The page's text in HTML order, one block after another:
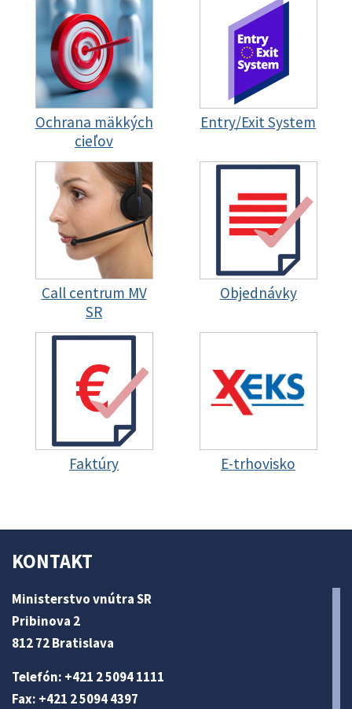
Ochrana mäkkých
cieľov
Entry/Exit System
Call centrum MV
SR
Objednávky
Faktúry E-trhovisko
KONTAKT
Ministerstvo vnútra SR
Pribinova 2
812 72 Bratislava
Telefón: +421 2 5094 1111
Fax: +421 2 5094 4397